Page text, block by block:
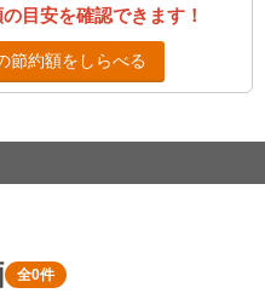
目安を確認できます！
節約額をしらべる
全0件